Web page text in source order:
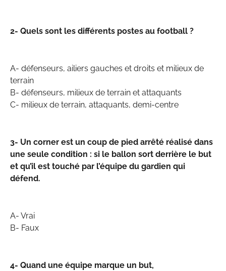
2- Quels sont les différents postes au football ?
A- défenseurs, ailiers gauches et droits et milieux de
terrain
B- défenseurs, milieux de terrain et attaquants
C- milieux de terrain, attaquants, demi-centre
3- Un corner est un coup de pied arrêté réalisé dans
une seule condition : si le ballon sort derrière le but
et qu’il est touché par l’équipe du gardien qui
défend.
A- Vrai
B- Faux
4- Quand une équipe marque un but,